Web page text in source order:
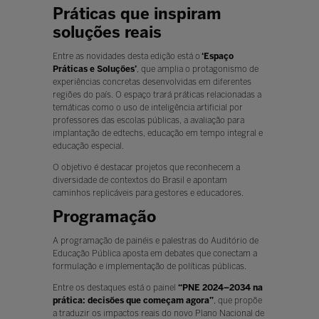
Práticas que inspiram
soluções reais
Entre as novidades desta edição está o ‘Espaço
Práticas e Soluções’, que amplia o protagonismo de
experiências concretas desenvolvidas em diferentes
regiões do país. O espaço trará práticas relacionadas a
temáticas como o uso de inteligência artificial por
professores das escolas públicas, a avaliação para
implantação de edtechs, educação em tempo integral e
educação especial.
O objetivo é destacar projetos que reconhecem a
diversidade de contextos do Brasil e apontam
caminhos replicáveis para gestores e educadores.
Programação
A programação de painéis e palestras do Auditório de
Educação Pública aposta em debates que conectam a
formulação e implementação de políticas públicas.
Entre os destaques está o painel “PNE 2024–2034 na
prática: decisões que começam agora”, que propõe
a traduzir os impactos reais do novo Plano Nacional de